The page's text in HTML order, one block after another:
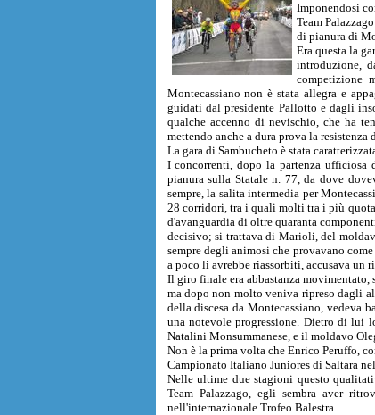
Imponendosi
Team
di pianura di
Era questa la
introduzione,
competizione
Montecassiano non è stata allegra e
guidati dal presidente Pallotto e dagli
qualche accenno di nevischio, che ha
mettendo anche a dura prova la resistenza
La gara di Sambucheto è stata
I concorrenti, dopo la partenza ufficiosa
pianura sulla Statale n. 77, da dove
sempre, la salita intermedia per
28 corridori, tra i quali molti tra i più
d'avanguardia di oltre quaranta
decisivo; si trattava di Marioli, del
sempre degli animosi che provavano
a poco li avrebbe riassorbiti, accusava un
Il giro finale era abbastanza
ma dopo non molto veniva ripreso dagli
della discesa da Montecassiano, vedeva
una notevole progressione. Dietro di lui
Natalini Monsummanese, e il moldavo
Non è la prima volta che Enrico Peruffo,
Campionato Italiano Juniores di Saltara
Nelle ultime due stagioni questo
Team Palazzago, egli sembra aver
nell'internazionale Trofeo Balestra.